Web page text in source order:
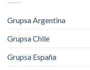
Grupsa Argentina
Grupsa Chile
Grupsa España